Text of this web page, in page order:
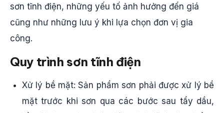
sơn tĩnh điện, những yếu tố ảnh hưởng đến giá
cũng như những lưu ý khi lựa chọn đơn vị gia
công.
Quy trình sơn tĩnh điện
Xử lý bề mặt: Sản phẩm sơn phải được xử lý bề
mặt trước khi sơn qua các bước sau tẩy dầu,